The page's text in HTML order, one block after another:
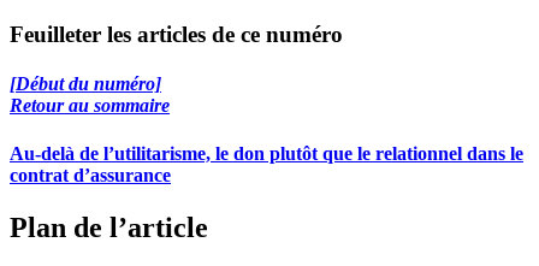
Feuilleter les articles de ce numéro
[Début du numéro]
Retour au sommaire
Au-delà de l’utilitarisme, le don plutôt que le relationnel dans le
contrat d’assurance
Plan de l’article